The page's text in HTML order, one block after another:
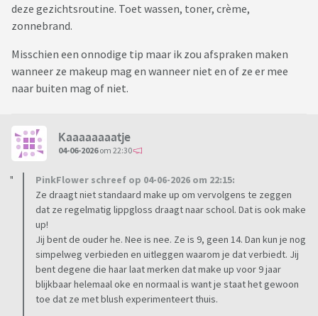
deze gezichtsroutine. Toet wassen, toner, crème,
zonnebrand.
Misschien een onnodige tip maar ik zou afspraken maken
wanneer ze makeup mag en wanneer niet en of ze er mee
naar buiten mag of niet.
Kaaaaaaaatje
04-06-2026om 22:30
PinkFlower schreef op 04-06-2026 om 22:15:
Ze draagt niet standaard make up om vervolgens te zeggen
dat ze regelmatig lippgloss draagt naar school. Dat is ook make
up!
Jij bent de ouder he. Nee is nee. Ze is 9, geen 14. Dan kun je nog
simpelweg verbieden en uitleggen waarom je dat verbiedt. Jij
bent degene die haar laat merken dat make up voor 9 jaar
blijkbaar helemaal oke en normaal is want je staat het gewoon
toe dat ze met blush experimenteert thuis.